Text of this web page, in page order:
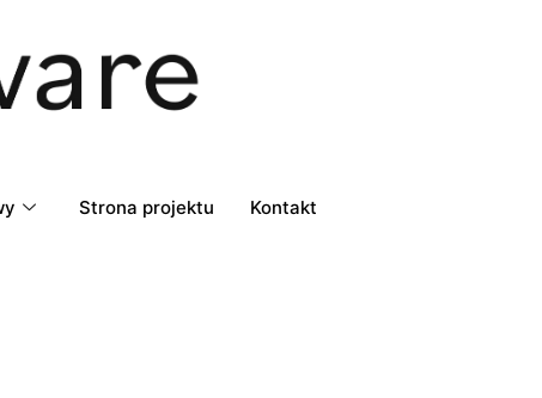
Strona projektu Kontakt